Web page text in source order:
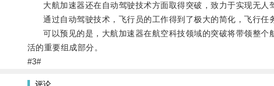
大航加速器还在自动驾驶技术方面取得突破，致力于实现无人
通过自动驾驶技术，飞行员的工作得到了极大的简化，飞行任
可以预见的是，大航加速器在航空科技领域的突破将带领整个
活的重要组成部分。
#3#
评论